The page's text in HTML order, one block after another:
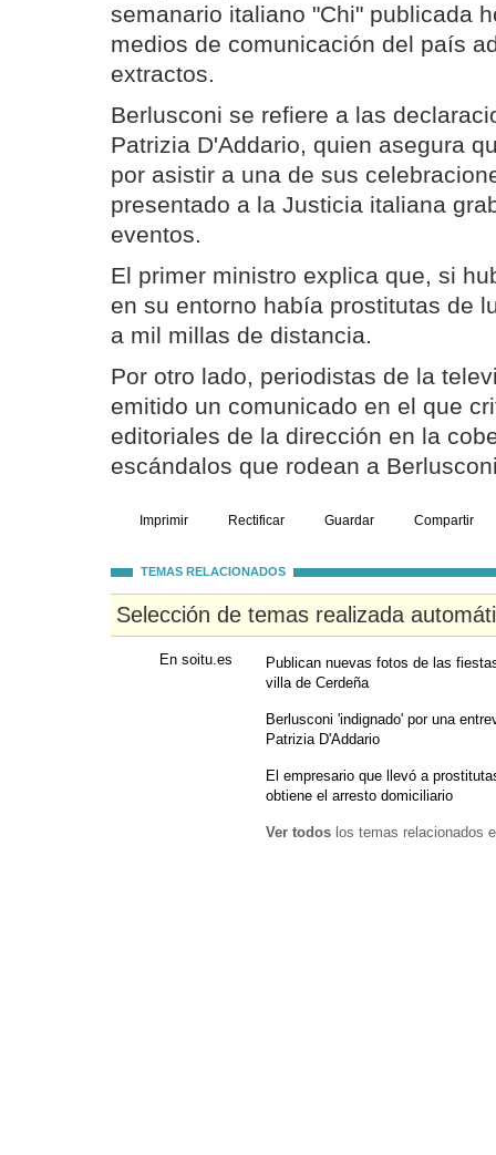
semanario italiano "Chi" publicada
medios de comunicación del país
extractos.
Berlusconi se refiere a las
Patrizia D'Addario, quien asegura
por asistir a una de sus
presentado a la Justicia italiana
eventos.
El primer ministro explica que, si
en su entorno había prostitutas de
a mil millas de distancia.
Por otro lado, periodistas de la
emitido un comunicado en el que
editoriales de la dirección en la
escándalos que rodean a
Imprimir Rectificar Guardar Compartir
TEMAS RELACIONADOS
Selección de temas realizada
En soitu.es
Publican nuevas fotos de las
villa de Cerdeña
Berlusconi 'indignado' por una
Patrizia D'Addario
El empresario que llevó a
obtiene el arresto domiciliario
Ver todos los temas relacionados